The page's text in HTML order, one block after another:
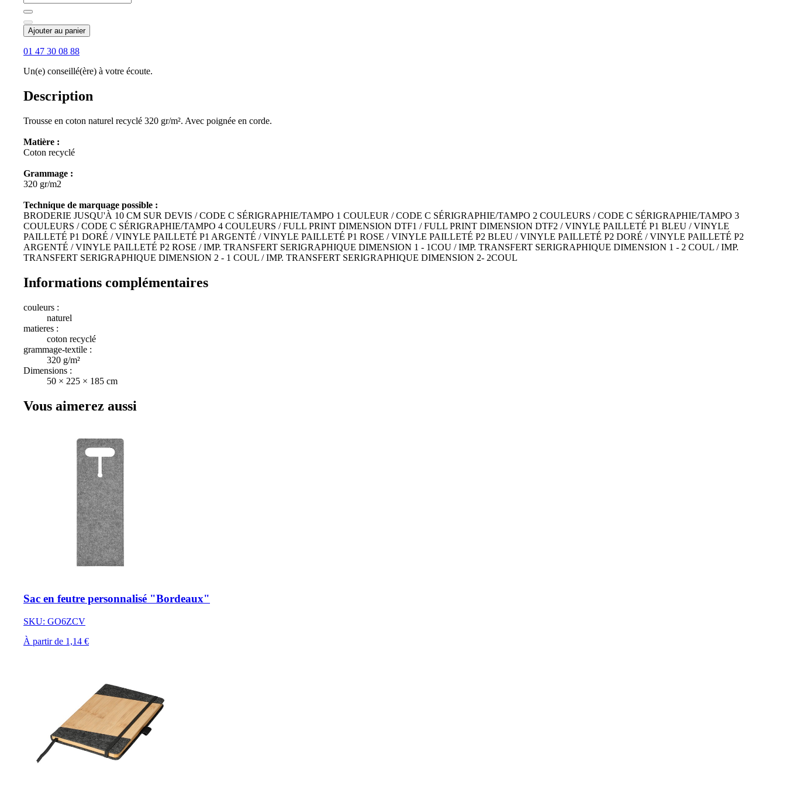
Ajouter au panier
01 47 30 08 88
Un(e) conseillé(ère) à votre écoute.
Description
Trousse en coton naturel recyclé 320 gr/m². Avec poignée en corde.
Matière :
Coton recyclé
Grammage :
320 gr/m2
Technique de marquage possible :
BRODERIE JUSQU'À 10 CM SUR DEVIS / CODE C SÉRIGRAPHIE/TAMPO 1 COULEUR / CODE C SÉRIGRAPHIE/TAMPO 2 COULEURS / CODE C SÉRIGRAPHIE/TAMPO 3
COULEURS / CODE C SÉRIGRAPHIE/TAMPO 4 COULEURS / FULL PRINT DIMENSION DTF1 / FULL PRINT DIMENSION DTF2 / VINYLE PAILLETÉ P1 BLEU / VINYLE
PAILLETÉ P1 DORÉ / VINYLE PAILLETÉ P1 ARGENTÉ / VINYLE PAILLETÉ P1 ROSE / VINYLE PAILLETÉ P2 BLEU / VINYLE PAILLETÉ P2 DORÉ / VINYLE PAILLETÉ P2
ARGENTÉ / VINYLE PAILLETÉ P2 ROSE / IMP. TRANSFERT SERIGRAPHIQUE DIMENSION 1 - 1COU / IMP. TRANSFERT SERIGRAPHIQUE DIMENSION 1 - 2 COUL / IMP.
TRANSFERT SERIGRAPHIQUE DIMENSION 2 - 1 COUL / IMP. TRANSFERT SERIGRAPHIQUE DIMENSION 2- 2COUL
Informations complémentaires
couleurs :
naturel
matieres :
coton recyclé
grammage-textile :
320 g/m²
Dimensions :
50 × 225 × 185 cm
Vous aimerez aussi
Sac en feutre personnalisé "Bordeaux"
SKU: GO6ZCV
À partir de 1,14 €